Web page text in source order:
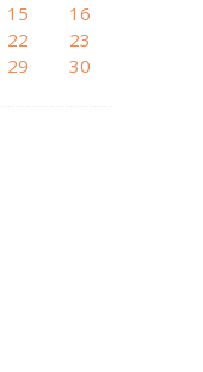
15
16
22
23
29
30